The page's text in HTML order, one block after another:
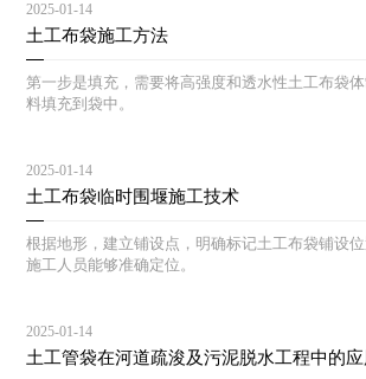
2025-01-14
土工布袋施工方法
第一步是填充，需要将高强度和透水性土工布袋
料填充到袋中。
2025-01-14
土工布袋临时围堰施工技术
根据地形，建立铺设点，明确标记土工布袋铺设
施工人员能够准确定位。
2025-01-14
土工管袋在河道疏浚及污泥脱水工程中的应